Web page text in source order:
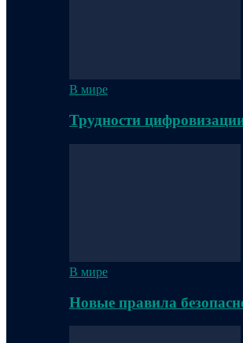
В мире
Трудности
В мире
Новые правила